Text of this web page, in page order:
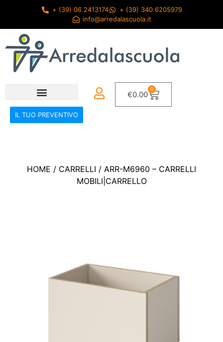
+ (39) 06 2413174
+ (39) 340 6205979
info@arredalascuola.it
€0.00
0
IL TUO PREVENTIVO
HOME / CARRELLI / ARR-M6960 – CARRELLI
MOBILI|CARRELLO